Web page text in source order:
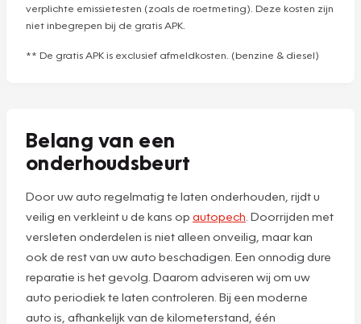
verplichte emissietesten (zoals de roetmeting). Deze kosten zijn
niet inbegrepen bij de gratis APK.
** De gratis APK is exclusief afmeldkosten. (benzine & diesel)
Belang van een
onderhoudsbeurt
Door uw auto regelmatig te laten onderhouden, rijdt u
veilig en verkleint u de kans op autopech . Doorrijden met
versleten onderdelen is niet alleen onveilig, maar kan
ook de rest van uw auto beschadigen. Een onnodig dure
reparatie is het gevolg. Daarom adviseren wij om uw
auto periodiek te laten controleren. Bij een moderne
auto is, afhankelijk van de kilometerstand, één